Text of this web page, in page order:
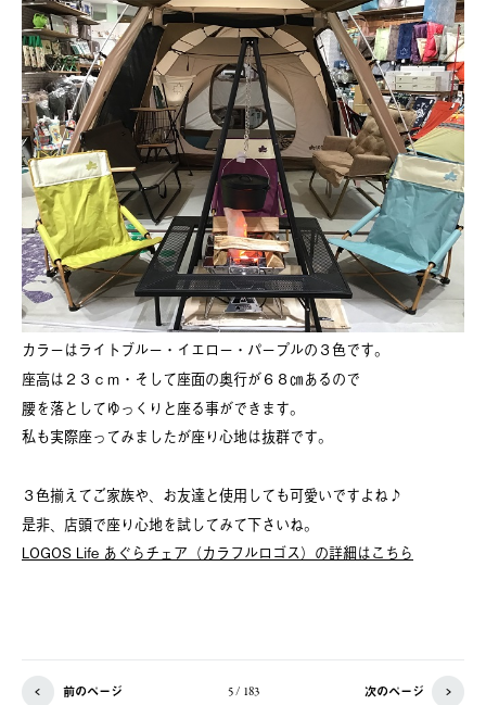
カラーはライトブルー・イエロー・パープルの３色です。
座高は２３ｃｍ・そして座面の奥行が６８㎝あるので
腰を落としてゆっくりと座る事ができます。
私も実際座ってみましたが座り心地は抜群です。
３色揃えてご家族や、お友達と使用しても可愛いですよね♪
是非、店頭で座り心地を試してみて下さいね。
LOGOS Life あぐらチェア（カラフルロゴス）の詳細はこちら
前のページ 5 / 183 次のページ